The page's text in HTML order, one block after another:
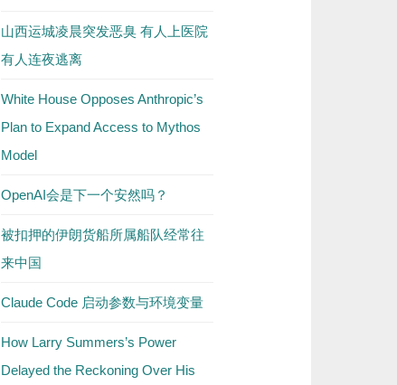
山西运城凌晨突发恶臭 有人上医院
有人连夜逃离
White House Opposes Anthropic’s
Plan to Expand Access to Mythos
Model
OpenAI会是下一个安然吗？
被扣押的伊朗货船所属船队经常往
来中国
Claude Code 启动参数与环境变量
How Larry Summers’s Power
Delayed the Reckoning Over His